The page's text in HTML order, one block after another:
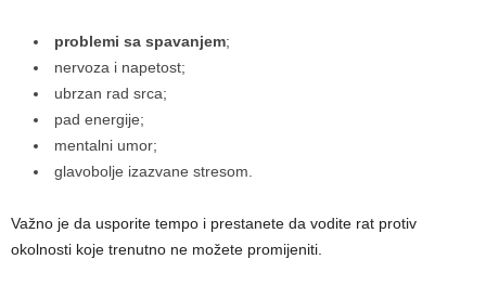
problemi sa spavanjem;
nervoza i napetost;
ubrzan rad srca;
pad energije;
mentalni umor;
glavobolje izazvane stresom.
Važno je da usporite tempo i prestanete da vodite rat protiv
okolnosti koje trenutno ne možete promijeniti.